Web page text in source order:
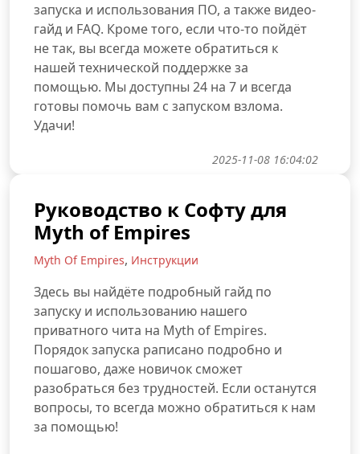
запуска и использования ПО, а также видео-
гайд и FAQ. Кроме того, если что-то пойдёт
не так, вы всегда можете обратиться к
нашей технической поддержке за
помощью. Мы доступны 24 на 7 и всегда
готовы помочь вам с запуском взлома.
Удачи!
2025-11-08 16:04:02
Руководство к Софту для
Myth of Empires
Myth Of Empires, Инструкции
Здесь вы найдёте подробный гайд по
запуску и использованию нашего
приватного чита на Myth of Empires.
Порядок запуска раписано подробно и
пошагово, даже новичок сможет
разобраться без трудностей. Если останутся
вопросы, то всегда можно обратиться к нам
за помощью!